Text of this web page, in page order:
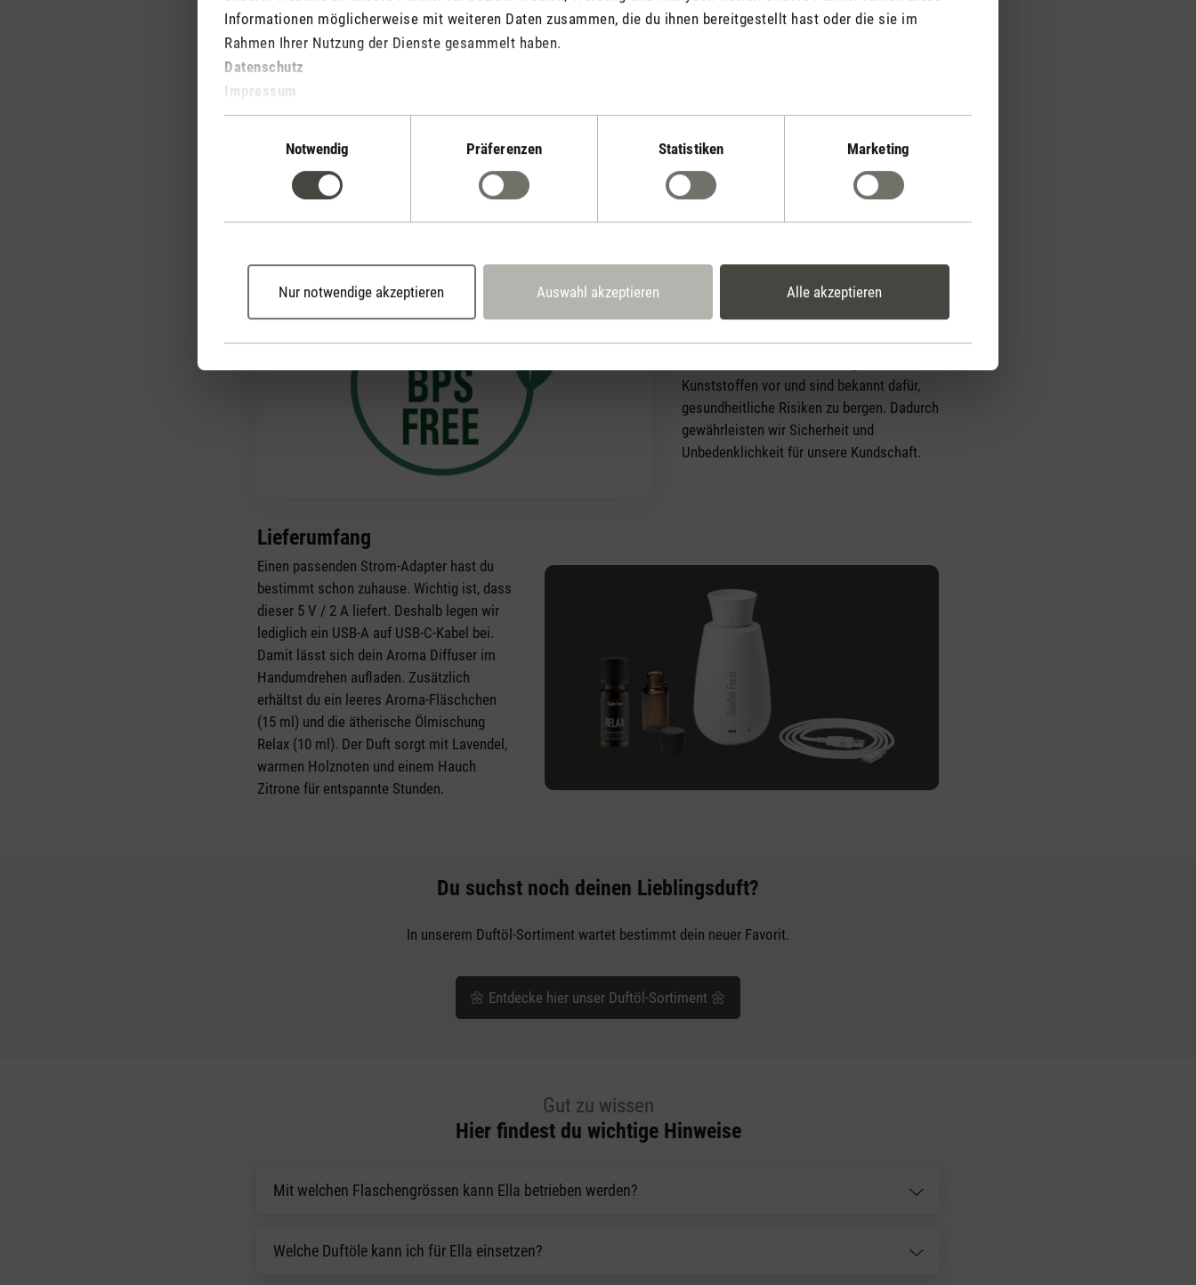
Informationen möglicherweise mit weiteren Daten zusammen, die du ihnen bereitgestellt hast oder die sie im
Rahmen Ihrer Nutzung der Dienste gesammelt haben.
Datenschutz
Impressum
Notwendig
Präferenzen Statistiken Marketing
Nur notwendige akzeptieren Auswahl akzeptieren Alle akzeptieren
Harmonie aus Funktion und
Design
Intensitätsstufen machen Ella zu einem
stilvollen und praktischen Begleiter in
jedem Raum.
Ohne BPA & BPS
Dieses Produkt enthält weder BPA
(Bisphenol A) noch BPS (Bisphenol S).
Kunststoffen vor und sind bekannt dafür,
gesundheitliche Risiken zu bergen. Dadurch
gewährleisten wir Sicherheit und
Unbedenklichkeit für unsere Kundschaft.
Lieferumfang
Einen passenden Strom-Adapter hast du
bestimmt schon zuhause. Wichtig ist, dass
dieser 5 V / 2 A liefert. Deshalb legen wir
lediglich ein USB-A auf USB-C-Kabel bei.
Damit lässt sich dein Aroma Diffuser im
Handumdrehen aufladen. Zusätzlich
erhältst du ein leeres Aroma-Fläschchen
(15 ml) und die ätherische Ölmischung
Relax (10 ml). Der Duft sorgt mit Lavendel,
warmen Holznoten und einem Hauch
Zitrone für entspannte Stunden.
Du suchst noch deinen Lieblingsduft?
In unserem Duftöl-Sortiment wartet bestimmt dein neuer Favorit.
🌼 Entdecke hier unser Duftöl-Sortiment 🌼
Gut zu wissen
Hier findest du wichtige Hinweise
Mit welchen Flaschengrössen kann Ella betrieben werden?
Welche Duftöle kann ich für Ella einsetzen?